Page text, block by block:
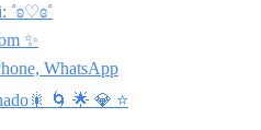
˚ʚ♡ɞ˚
✨
WhatsApp
🌀 🌟 💎 ⭐